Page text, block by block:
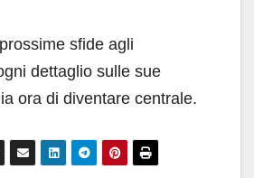
sfide agli
dettaglio sulle sue
ora di diventare centrale.